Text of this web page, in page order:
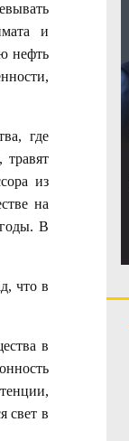
и
нефть
где
травят
из
на
В
что в
в
свет в